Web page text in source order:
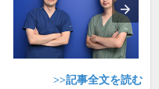
>>記事全文を読む